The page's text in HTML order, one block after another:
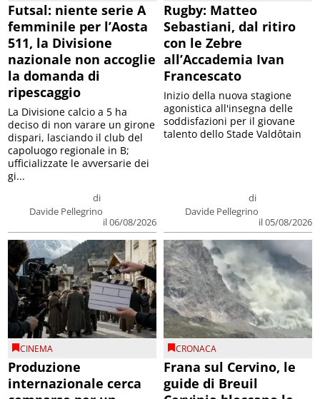
Futsal: niente serie A
femminile per l’Aosta
511, la Divisione
nazionale non accoglie
la domanda di
ripescaggio
di
Davide Pellegrino
il 06/08/2026
La Divisione calcio a 5 ha
deciso di non varare un girone
dispari, lasciando il club del
capoluogo regionale in B;
ufficializzate le avversarie dei
gi...
Rugby: Matteo
Sebastiani, dal ritiro
con le Zebre
all’Accademia Ivan
Francescato
di
Davide Pellegrino
il 05/08/2026
Inizio della nuova stagione
agonistica all'insegna delle
soddisfazioni per il giovane
talento dello Stade Valdôtain
CINEMA
Produzione
internazionale cerca
CRONACA
Frana sul Cervino, le
guide di Breuil